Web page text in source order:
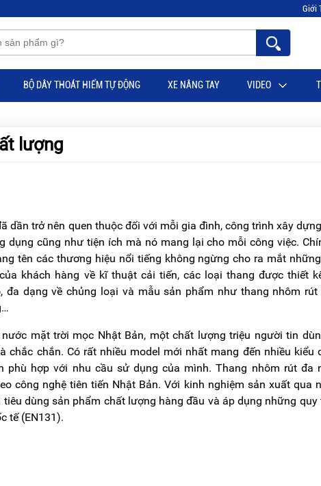
Giới
BỘ DÂY THOÁT HIỂM TỰ ĐỘNG XE NÂNG TAY VIDEO
lượng
dần trở nên quen thuộc đối với mỗi gia đình, công trình xây
dụng cũng như tiện ích mà nó mang lại cho mỗi công việc.
tên các thương hiệu nổi tiếng không ngừng cho ra mắt
khách hàng về kĩ thuật cải tiến, các loại thang được thiết
dạng về chủng loại và mẫu sản phẩm như thang nhôm rút
mặt trời mọc Nhật Bản, một chất lượng triệu người tin
chắc chắn. Có rất nhiều model mới nhất mang đến nhiều kiểu
phù hợp với nhu cầu sử dụng của mình. Thang nhôm rút đa
công nghệ tiên tiến Nhật Bản. Với kinh nghiệm sản xuất qua
dùng sản phẩm chất lượng hàng đầu và áp dụng những quy
tế (EN131).